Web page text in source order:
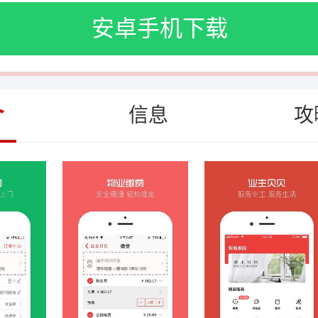
安卓手机下载
信息